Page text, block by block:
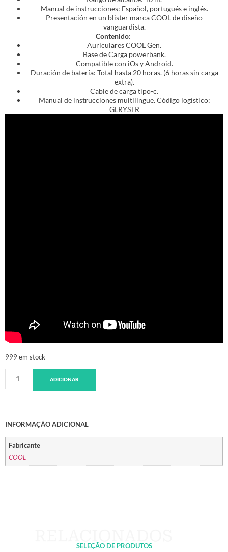
Manual de instrucciones: Español, portugués e inglés.
Presentación en un blister marca COOL de diseño
vanguardista.
Contenido:
Auriculares COOL Gen.
Base de Carga powerbank.
Compatible con iOs y Android.
Duración de batería: Total hasta 20 horas. (6 horas sin carga
extra).
Cable de carga tipo-c.
Manual de instrucciones multilingüe. Código logístico:
GLRYSTR
999 em stock
ADICIONAR
INFORMAÇÃO ADICIONAL
Fabricante
COOL
SELEÇÃO DE PRODUTOS